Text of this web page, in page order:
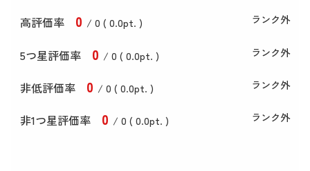
高評価率 0 / 0 ( 0.0pt. ) ランク外
5つ星評価率 0 / 0 ( 0.0pt. ) ランク外
非低評価率 0 / 0 ( 0.0pt. ) ランク外
非1つ星評価率 0 / 0 ( 0.0pt. ) ランク外